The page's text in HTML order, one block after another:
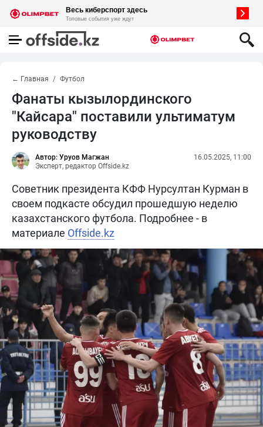
← Главная Футбол
Фанаты кызылординского
"Кайсара" поставили ультиматум
руководству
Автор: Уруов Магжан
Эксперт, редактор Offside.kz
16.05.2025, 11:00
Советник президента КФФ Нурсултан Курман в
своем подкасте обсудил прошедшую неделю
казахстанского футбола. Подробнее - в
материале Offside.kz